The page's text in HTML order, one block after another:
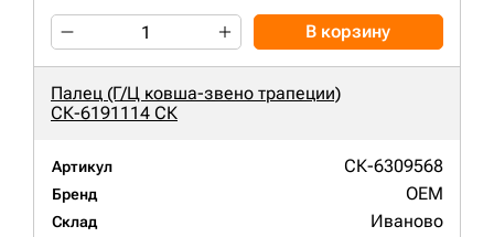
В корзину
Палец (Г/Ц ковша-звено трапеции)
СК-6191114 СК
Артикул СК-6309568
Бренд OEM
Склад Иваново